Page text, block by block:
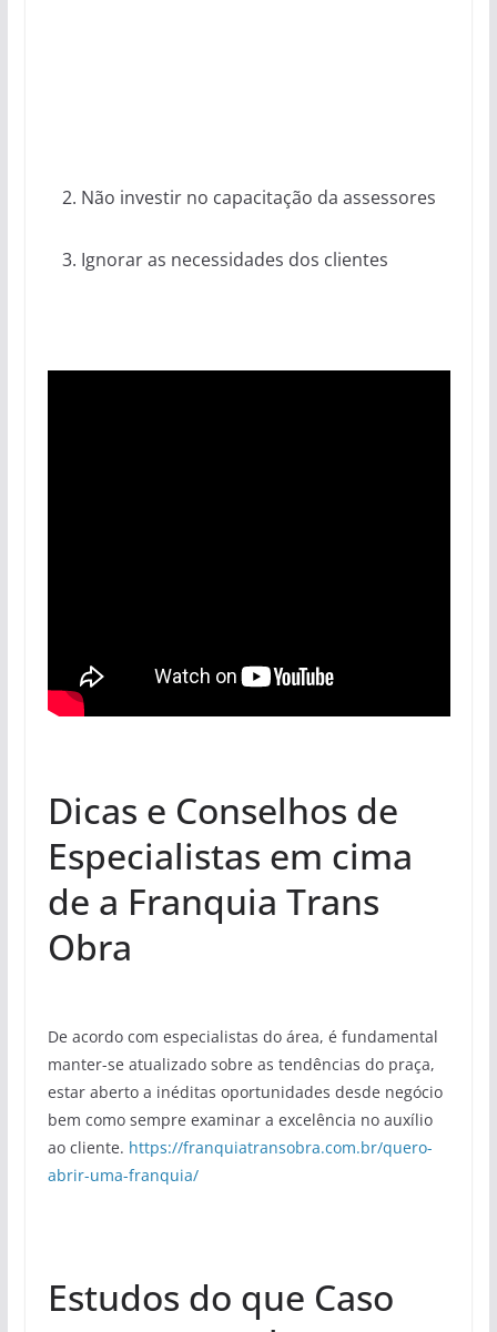
Não investir no capacitação da assessores
Ignorar as necessidades dos clientes
Dicas e Conselhos de
Especialistas em cima
de a Franquia Trans
Obra
De acordo com especialistas do área, é fundamental
manter-se atualizado sobre as tendências do praça,
estar aberto a inéditas oportunidades desde negócio
bem como sempre examinar a excelência no auxílio
ao cliente. https://franquiatransobra.com.br/quero-
abrir-uma-franquia/
Estudos do que Caso